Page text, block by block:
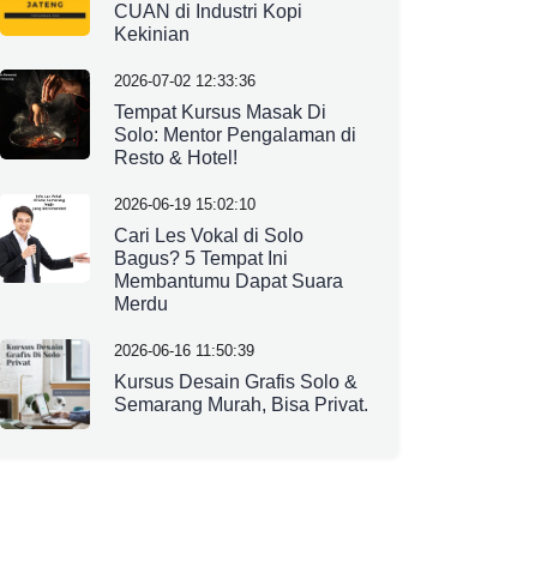
CUAN di Industri Kopi
Kekinian
2026-07-02 12:33:36
Tempat Kursus Masak Di
Solo: Mentor Pengalaman di
Resto & Hotel!
2026-06-19 15:02:10
Cari Les Vokal di Solo
Bagus? 5 Tempat Ini
Membantumu Dapat Suara
Merdu
2026-06-16 11:50:39
Kursus Desain Grafis Solo &
Semarang Murah, Bisa Privat.